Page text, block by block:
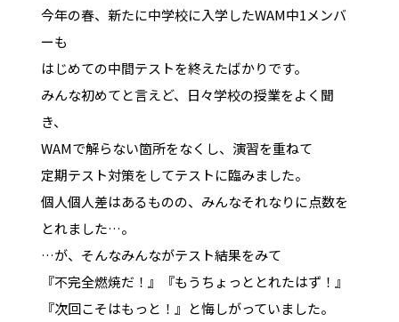
今年の春、新たに中学校に入学したWAM中1メンバ
ーも
はじめての中間テストを終えたばかりです。
みんな初めてと言えど、日々学校の授業をよく聞
き、
WAMで解らない箇所をなくし、演習を重ねて
定期テスト対策をしてテストに臨みました。
個人個人差はあるものの、みんなそれなりに点数を
とれました…。
…が、そんなみんながテスト結果をみて
『不完全燃焼だ！』『もうちょっととれたはず！』
『次回こそはもっと！』と悔しがっていました。